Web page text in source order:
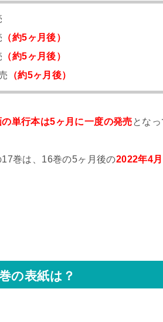
（約5ヶ月後）
（約5ヶ月後）
（約5ヶ月後）
単行本は5ヶ月に一度の発売となっ
巻は、16巻の5ヶ月後の2022年4
の表紙は？